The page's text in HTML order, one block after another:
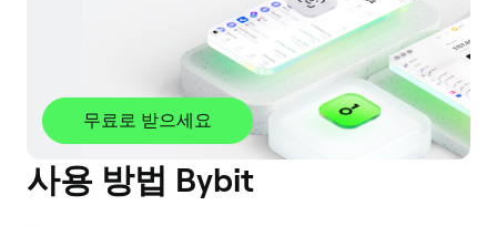
무료로 받으세요
사용 방법 Bybit